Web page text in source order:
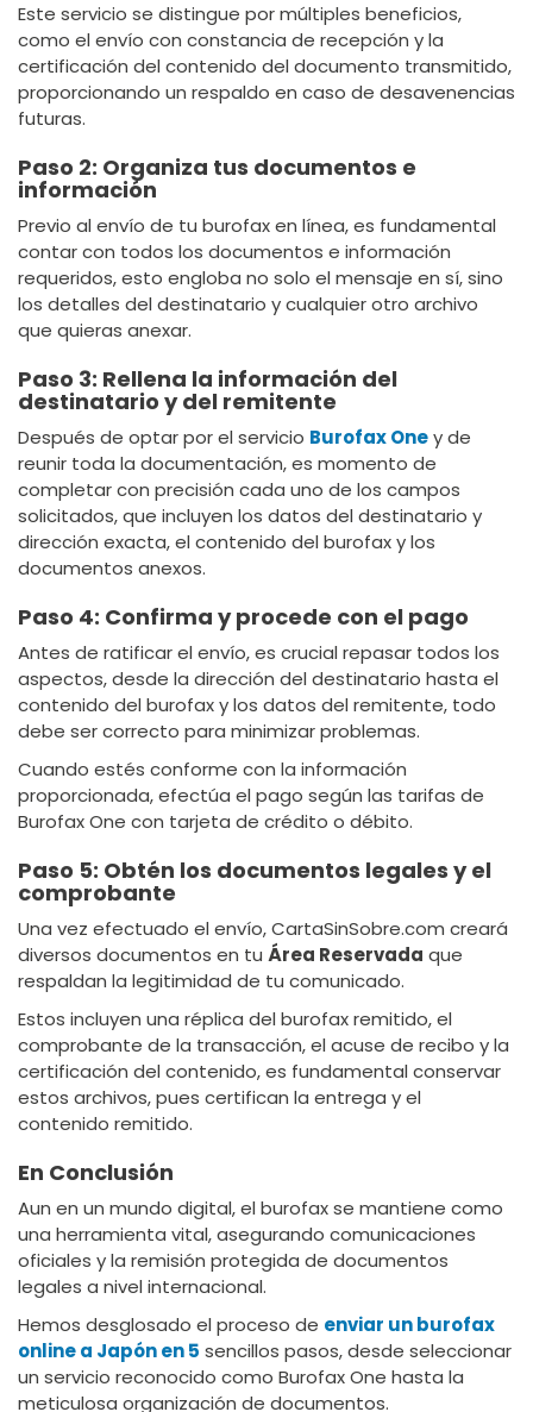
Este servicio se distingue por múltiples beneficios,
como el envío con constancia de recepción y la
certificación del contenido del documento transmitido,
proporcionando un respaldo en caso de desavenencias
futuras.
Paso 2: Organiza tus documentos e
información
Previo al envío de tu burofax en línea, es fundamental
contar con todos los documentos e información
requeridos, esto engloba no solo el mensaje en sí, sino
los detalles del destinatario y cualquier otro archivo
que quieras anexar.
Paso 3: Rellena la información del
destinatario y del remitente
Después de optar por el servicio Burofax Oney de
reunir toda la documentación, es momento de
completar con precisión cada uno de los campos
solicitados, que incluyen los datos del destinatario y
dirección exacta, el contenido del burofax y los
documentos anexos.
Paso 4: Confirma y procede con el pago
Antes de ratificar el envío, es crucial repasar todos los
aspectos, desde la dirección del destinatario hasta el
contenido del burofax y los datos del remitente, todo
debe ser correcto para minimizar problemas.
Cuando estés conforme con la información
proporcionada, efectúa el pago según las tarifas de
Burofax One con tarjeta de crédito o débito.
Paso 5: Obtén los documentos legales y el
comprobante
Una vez efectuado el envío, CartaSinSobre.com creará
diversos documentos en tu Área Reservada que
respaldan la legitimidad de tu comunicado.
Estos incluyen una réplica del burofax remitido, el
comprobante de la transacción, el acuse de recibo y la
certificación del contenido, es fundamental conservar
estos archivos, pues certifican la entrega y el
contenido remitido.
En Conclusión
Aun en un mundo digital, el burofax se mantiene como
una herramienta vital, asegurando comunicaciones
oficiales y la remisión protegida de documentos
legales a nivel internacional.
Hemos desglosado el proceso de enviar un burofax
online a Japón en 5 sencillos pasos, desde seleccionar
un servicio reconocido como Burofax One hasta la
meticulosa organización de documentos.